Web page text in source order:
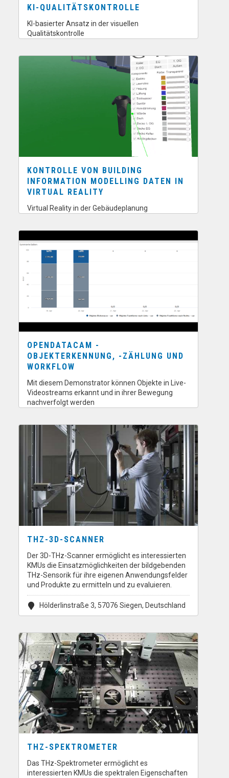
KI-QUALITÄTSKONTROLLE
KI-basierter Ansatz in der visuellen
Qualitätskontrolle
KONTROLLE VON BUILDING
INFORMATION MODELLING DATEN IN
VIRTUAL REALITY
Virtual Reality in der Gebäudeplanung
OPENDATACAM -
OBJEKTERKENNUNG, -ZÄHLUNG UND
WORKFLOW
Mit diesem Demonstrator können Objekte in Live-
Videostreams erkannt und in ihrer Bewegung
nachverfolgt werden
THZ-3D-SCANNER
Der 3D-THz-Scanner ermöglicht es interessierten
KMUs die Einsatzmöglichkeiten der bildgebenden
THz-Sensorik für ihre eigenen Anwendungsfelder
und Produkte zu ermitteln und zu evaluieren.
Hölderlinstraße 3, 57076 Siegen, Deutschland
THZ-SPEKTROMETER
Das THz-Spektrometer ermöglicht es
interessierten KMUs die spektralen Eigenschaften